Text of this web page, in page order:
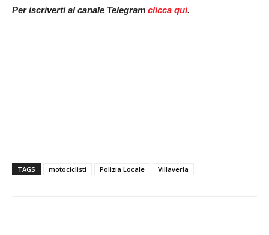
Per iscriverti al canale Telegram clicca qui.
TAGS motociclisti Polizia Locale Villaverla